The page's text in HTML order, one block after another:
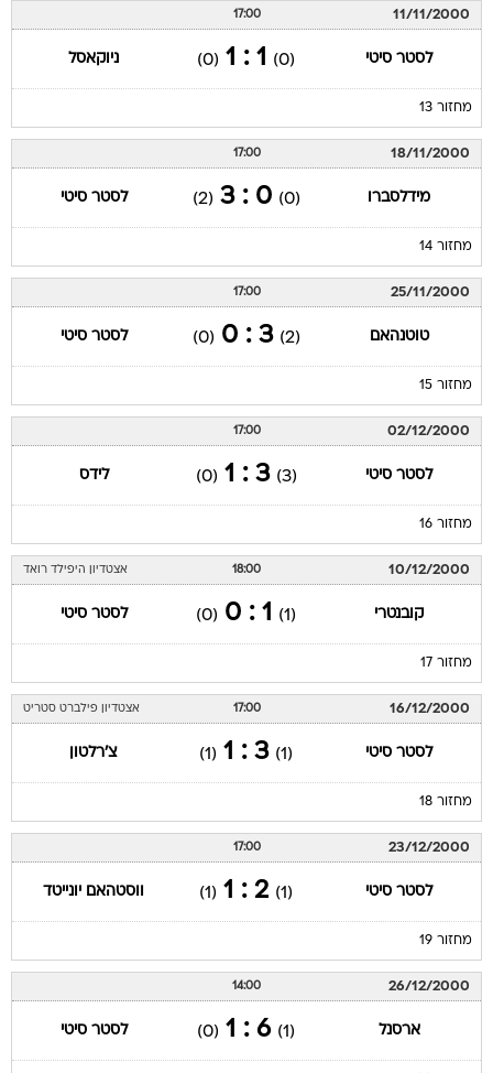
11/11/2000
17:00
לסטר סיטי (0)
1 : 1
(0) ניוקאסל
מחזור 13
18/11/2000
17:00
מידלסברו (0)
0 : 3
(2) לסטר סיטי
מחזור 14
25/11/2000
17:00
טוטנהאם (2)
3 : 0
(0) לסטר סיטי
מחזור 15
02/12/2000
17:00
לסטר סיטי (3)
3 : 1
(0) לידס
מחזור 16
10/12/2000
18:00 אצטדיון היפילד רואד
קובנטרי (1)
1 : 0
(0) לסטר סיטי
מחזור 17
16/12/2000
17:00 אצטדיון פילברט סטריט
לסטר סיטי (1)
3 : 1
(1) צ'רלטון
מחזור 18
23/12/2000
17:00
לסטר סיטי (1)
2 : 1
(1) ווסטהאם יונייטד
מחזור 19
26/12/2000
14:00
ארסנל (1)
6 : 1
(0) לסטר סיטי